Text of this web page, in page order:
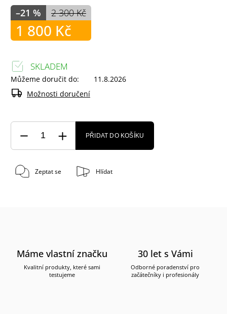
2 300 Kč
–21 %
1 800 Kč
SKLADEM
Můžeme doručit do:
11.8.2026
Možnosti doručení
PŘIDAT DO KOŠÍKU
Zeptat se Hlídat
Máme vlastní značku
Kvalitní produkty, které sami
testujeme
30 let s Vámi
Odborné poradenství pro
začátečníky i profesionály